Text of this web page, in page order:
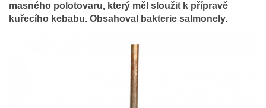
masného polotovaru, který měl sloužit k přípravě
kuřecího kebabu. Obsahoval bakterie salmonely.